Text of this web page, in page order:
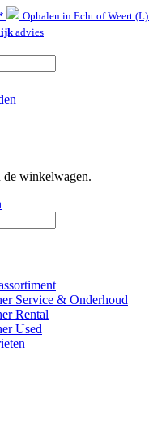
Ophalen in Echt of Weert (L)
advies
de winkelwagen.
Service & Onderhoud
Rental
Used